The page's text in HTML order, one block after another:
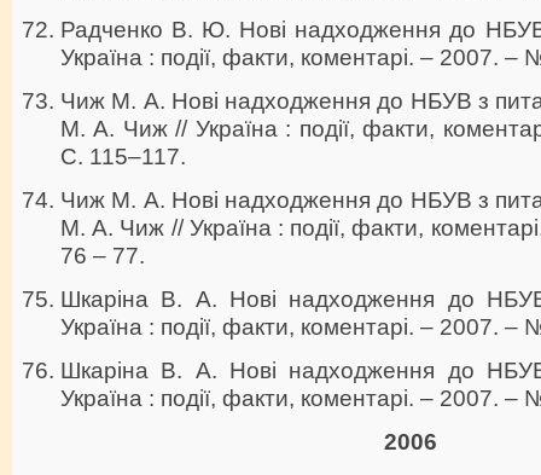
Радченко В. Ю. Нові надходження до
Україна : події, факти, коментарі. – 2007.
Чиж М. А. Нові надходження до НБУВ з
М. А. Чиж // Україна : події, факти,
С. 115–117.
Чиж М. А. Нові надходження до НБУВ з
М. А. Чиж // Україна : події, факти,
76 – 77.
Шкаріна В. А. Нові надходження до
Україна : події, факти, коментарі. – 2007.
Шкаріна В. А. Нові надходження до
Україна : події, факти, коментарі. – 2007.
2006